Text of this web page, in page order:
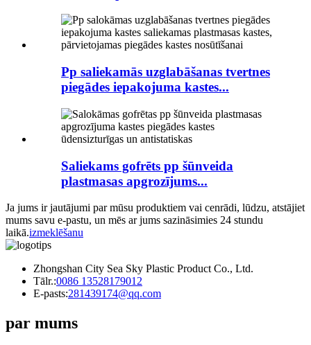
Pp saliekamās uzglabāšanas tvertnes
piegādes iepakojuma kastes...
Saliekams gofrēts pp šūnveida
plastmasas apgrozījums...
Ja jums ir jautājumi par mūsu produktiem vai cenrādi, lūdzu, atstājiet
mums savu e-pastu, un mēs ar jums sazināsimies 24 stundu
laikā.izmeklēšanu
Zhongshan City Sea Sky Plastic Product Co., Ltd.
Tālr.:0086 13528179012
E-pasts:281439174@qq.com
par mums